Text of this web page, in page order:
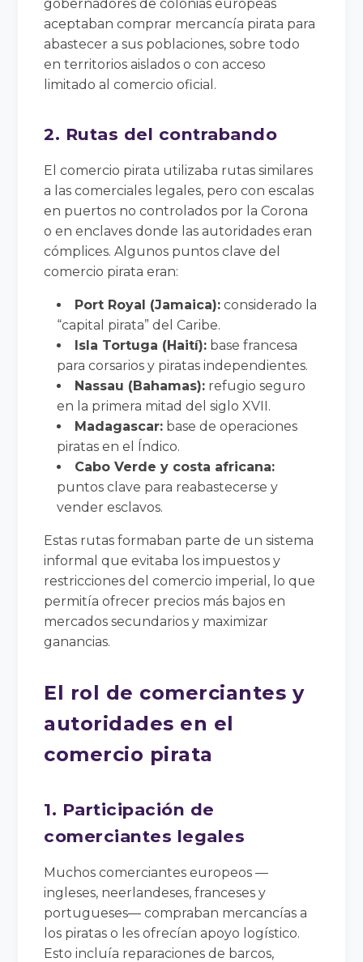
gobernadores de colonias europeas
aceptaban comprar mercancía pirata para
abastecer a sus poblaciones, sobre todo
en territorios aislados o con acceso
limitado al comercio oficial.
2. Rutas del contrabando
El comercio pirata utilizaba rutas similares
a las comerciales legales, pero con escalas
en puertos no controlados por la Corona
o en enclaves donde las autoridades eran
cómplices. Algunos puntos clave del
comercio pirata eran:
Port Royal (Jamaica): considerado la
“capital pirata” del Caribe.
Isla Tortuga (Haití): base francesa
para corsarios y piratas independientes.
Nassau (Bahamas): refugio seguro
en la primera mitad del siglo XVII.
Madagascar: base de operaciones
piratas en el Índico.
Cabo Verde y costa africana:
puntos clave para reabastecerse y
vender esclavos.
Estas rutas formaban parte de un sistema
informal que evitaba los impuestos y
restricciones del comercio imperial, lo que
permitía ofrecer precios más bajos en
mercados secundarios y maximizar
ganancias.
El rol de comerciantes y
autoridades en el
comercio pirata
1. Participación de
comerciantes legales
Muchos comerciantes europeos —
ingleses, neerlandeses, franceses y
portugueses— compraban mercancías a
los piratas o les ofrecían apoyo logístico.
Esto incluía reparaciones de barcos,